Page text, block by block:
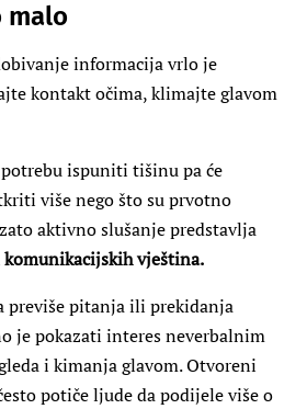
malo
informacija vrlo je
kontakt očima, klimajte glavom
ispuniti tišinu pa će
više nego što su prvotno
aktivno slušanje predstavlja
komunikacijskih vještina.
previše pitanja ili prekidanja
je pokazati interes neverbalnim
i kimanja glavom. Otvoreni
potiče ljude da podijele više o